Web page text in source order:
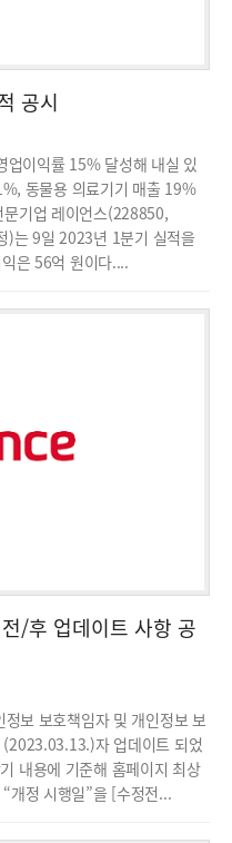
공시
이익률 15% 달성해 내실 있
동물용 의료기기 매출 19%
기업 레이언스(228850,
는 9일 2023년 1분기 실적을
은 56억 원이다....
/후 업데이트 사항 공
보 보호책임자 및 개인정보 보
자 업데이트 되었
내용에 기준해 홈페이지 최상
개정 시행일”을 [수정전...